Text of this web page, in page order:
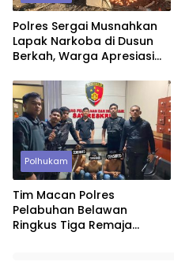
Polres Sergai Musnahkan
Lapak Narkoba di Dusun
Berkah, Warga Apresiasi
Polhukam
Tim Macan Polres
Pelabuhan Belawan
Ringkus Tiga Remaja